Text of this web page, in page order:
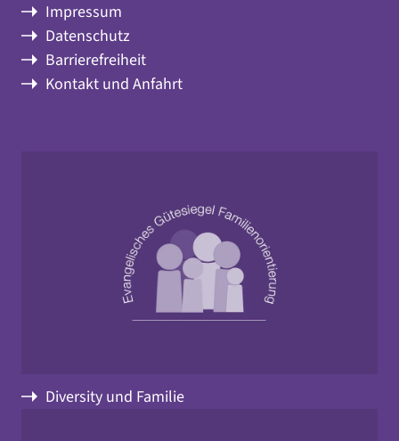
Impressum
Datenschutz
Barrierefreiheit
Kontakt und Anfahrt
Diversity und Familie